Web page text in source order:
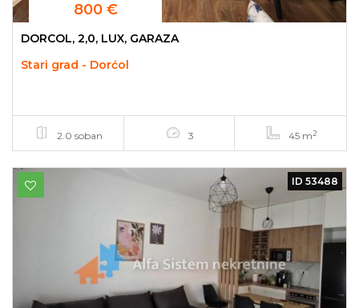
800 €
DORCOL, 2,0, LUX, GARAZA
Stari grad - Dorćol
2.0 soban 3 45 m2
ID 53488